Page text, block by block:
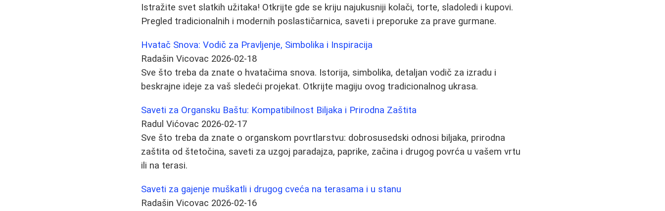
Istražite svet slatkih užitaka! Otkrijte gde se kriju najukusniji kolači, torte, sladoledi i kupovi.
Pregled tradicionalnih i modernih poslastičarnica, saveti i preporuke za prave gurmane.
Hvatač Snova: Vodič za Pravljenje, Simbolika i Inspiracija
Radašin Vicovac 2026-02-18
Sve što treba da znate o hvatačima snova. Istorija, simbolika, detaljan vodič za izradu i
beskrajne ideje za vaš sledeći projekat. Otkrijte magiju ovog tradicionalnog ukrasa.
Saveti za Organsku Baštu: Kompatibilnost Biljaka i Prirodna Zaštita
Radul Vićovac 2026-02-17
Sve što treba da znate o organskom povrtlarstvu: dobrosusedski odnosi biljaka, prirodna
zaštita od štetočina, saveti za uzgoj paradajza, paprike, začina i drugog povrća u vašem vrtu
ili na terasi.
Saveti za gajenje muškatli i drugog cveća na terasama i u stanu
Radašin Vicovac 2026-02-16